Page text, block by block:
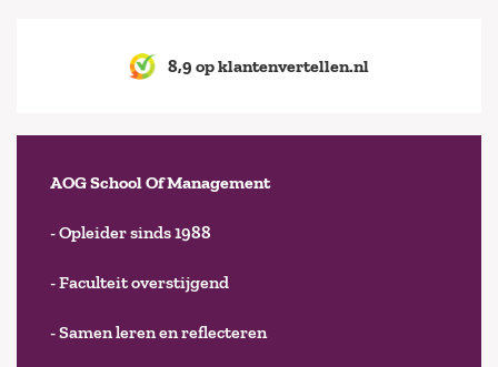
8,9 op klantenvertellen.nl
AOG School Of Management
- Opleider sinds 1988
- Faculteit overstijgend
- Samen leren en reflecteren